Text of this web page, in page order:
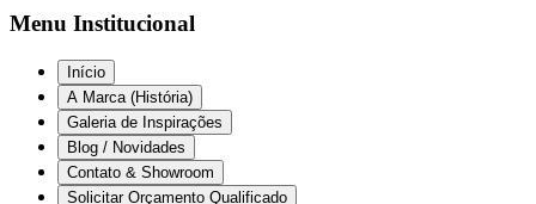
Menu Institucional
Início
A Marca (História)
Galeria de Inspirações
Blog / Novidades
Contato & Showroom
Solicitar Orçamento Qualificado